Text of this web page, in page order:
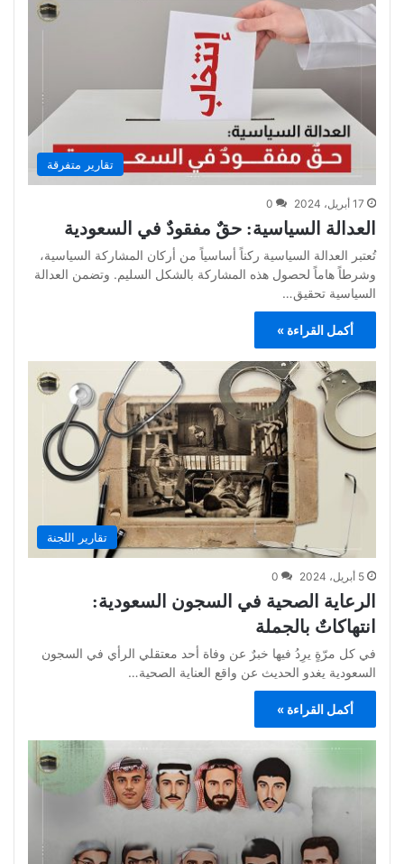
تقارير متفرقة
17 أبريل، 2024 0
العدالة السياسية: حقٌ مفقودٌ في السعودية
تُعتبر العدالة السياسية ركناً أساسياً من أركان المشاركة السياسية،
وشرطاً هاماً لحصول هذه المشاركة بالشكل السليم. وتضمن العدالة
السياسية تحقيق…
أكمل القراءة »
تقارير اللجنة
5 أبريل، 2024 0
الرعاية الصحية في السجون السعودية:
انتهاكاتٌ بالجملة
في كل مرّةٍ يرِدُ فيها خبرٌ عن وفاة أحد معتقلي الرأي في السجون
السعودية يغدو الحديث عن واقع العناية الصحية…
أكمل القراءة »